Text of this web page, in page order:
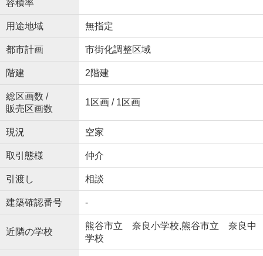
容積率
用途地域 無指定
都市計画 市街化調整区域
階建 2階建
総区画数 /
販売区画数
1区画 / 1区画
現況 空家
取引態様 仲介
引渡し 相談
建築確認番号 -
近隣の学校
熊谷市立 奈良小学校,熊谷市立 奈良中
学校